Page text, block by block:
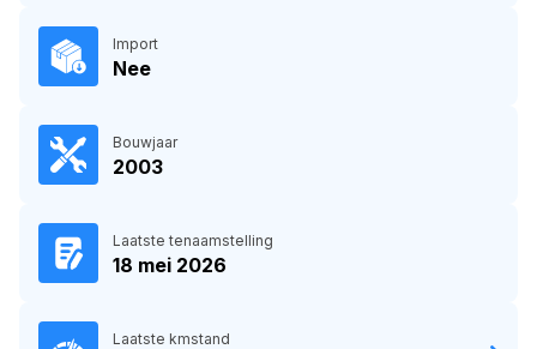
Import
Nee
Bouwjaar
2003
Laatste tenaamstelling
18 mei 2026
Laatste kmstand